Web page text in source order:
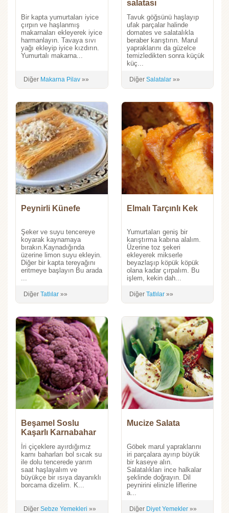
Bir kapta yumurtaları iyice
çırpın ve haşlanmış
makarnaları ekleyerek iyice
harmanlayın. Tavaya sıvı
yağı ekleyip iyice kızdırın.
Yumurtalı makarna...
Diğer Makarna Pilav »»
salatası
Tavuk göğsünü haşlayıp
ufak parçalar halinde
domates ve salatalıkla
beraber karıştırın. Marul
yapraklarını da güzelce
temizledikten sonra küçük
küç...
Diğer Salatalar»»
Peynirli Künefe
Şeker ve suyu tencereye
koyarak kaynamaya
bırakın.Kaynadığında
üzerine limon suyu ekleyin.
Diğer bir kapta tereyağını
eritmeye başlayın Bu arada
...
Diğer Tatlılar »»
Elmalı Tarçınlı Kek
Yumurtaları geniş bir
karıştırma kabına alalım.
Üzerine toz şekeri
ekleyerek mikserle
beyazlaşıp köpük köpük
olana kadar çırpalım. Bu
işlem, kekin dah...
Diğer Tatlılar»»
Beşamel Soslu
Kaşarlı Karnabahar
İri çiçeklere ayırdığımız
karnı baharları bol sıcak su
ile dolu tencerede yarım
saat haşlayalım ve
büyükçe bir ısıya dayanıklı
borcama dizelim. K...
Diğer Sebze Yemekleri »»
Mucize Salata
Göbek marul yapraklarını
iri parçalara ayırıp büyük
bir kaseye alın.
Salatalıkları ince halkalar
şeklinde doğrayın. Dil
peynirini elinizle liflerine
a...
Diğer Diyet Yemekler»»